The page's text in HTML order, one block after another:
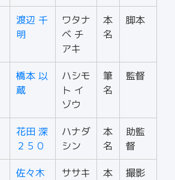
渡辺 千
明
ワタナ
ベ チ
アキ
本
名
脚本
橋本 以
蔵
ハシモ
ト イ
ゾウ
筆
名
監督
花田 深
２５０
ハナダ
シン
本
名
助監
督
佐々木
ササキ
本
撮影